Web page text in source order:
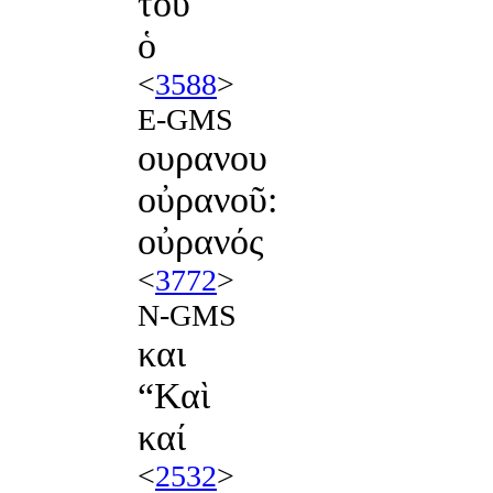
ὁ
<3588>
E-GMS
ουρανου
οὐρανοῦ:
οὐρανός
<3772>
N-GMS
και
“Καὶ
καί
<2532>